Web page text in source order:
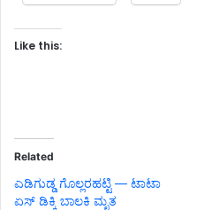
Like this:
Related
ಎಡಿಗುಡ್ಡ ಗೊಲ್ಲರಹಟ್ಟಿ — ಟಾಟಾ
ಏಸ್ ಡಿಕ್ಕಿ ಬಾಲಕಿ ಮೃತ